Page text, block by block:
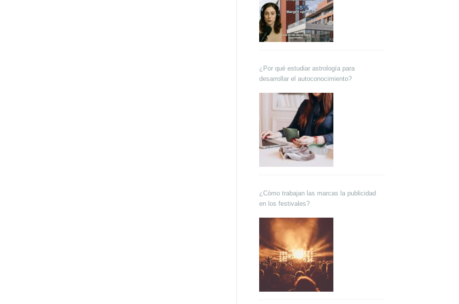
¿Por qué estudiar astrología para
desarrollar el autoconocimiento?
¿Cómo trabajan las marcas la publicidad
en los festivales?